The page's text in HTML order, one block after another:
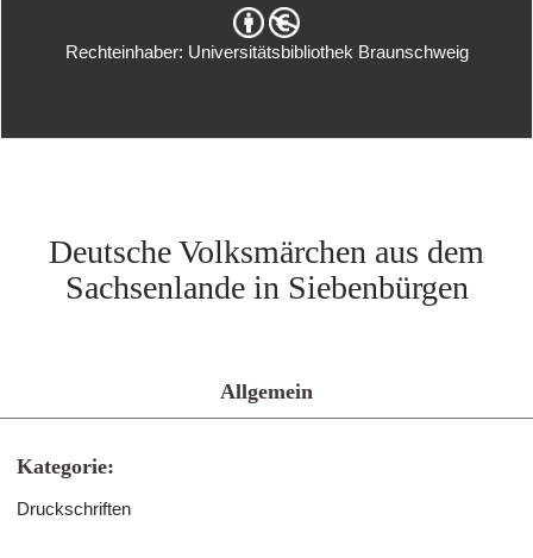
Rechteinhaber: Universitätsbibliothek Braunschweig
Deutsche Volksmärchen aus dem
Sachsenlande in Siebenbürgen
Allgemein
Kategorie:
Druckschriften